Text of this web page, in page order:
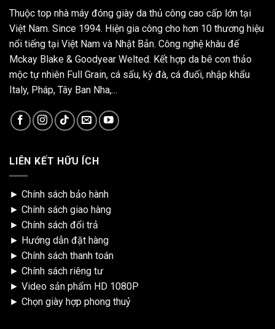
Thuộc top nhà máy đóng giày da thủ công cao cấp lớn tại
Việt Nam. Since 1994. Hiện gia công cho hơn 10 thương hiệu
nổi tiếng tại Việt Nam và Nhật Bản. Công nghệ khâu đế
Mckay Blake & Goodyear Welted. Kết hợp da bê con thảo
mộc tự nhiên Full Grain, cá sấu, kỳ đà, cá đuối, nhập khẩu
Italy, Pháp, Tây Ban Nha,...
LIÊN KẾT HỮU ÍCH
► Chính sách bảo hành
► Chính sách giao hàng
► Chính sách đổi trả
► Hướng dẫn đặt hàng
► Chính sách thanh toán
► Chính sách riêng tư
► Video sản phẩm HD 1080P
► Chọn giày hợp phong thuỷ